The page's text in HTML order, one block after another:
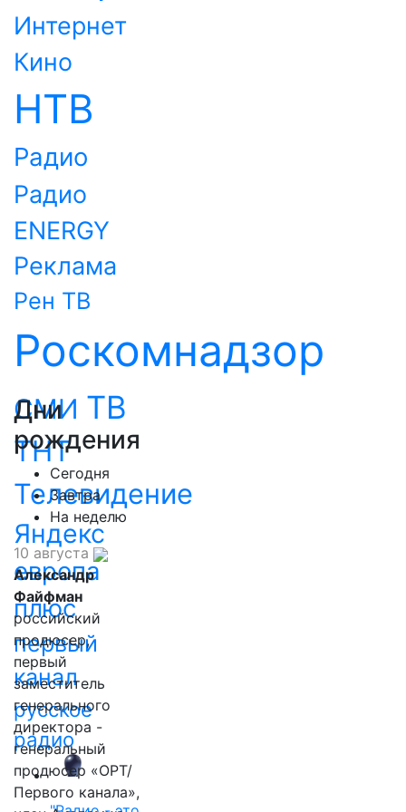
Интернет
Кино
НТВ
Радио
Радио
ENERGY
Реклама
Рен ТВ
Роскомнадзор
СМИ ТВ
ТНТ
Телевидение
Яндекс
европа
плюс
первый
канал
русское
радио
Дни
рождения
Сегодня
Завтра
На неделю
10 августа
Александр
Файфман
российский
продюсер,
первый
заместитель
генерального
директора -
генеральный
продюсер «ОРТ/
Первого канала»,